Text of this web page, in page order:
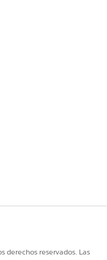
hora. Esta columna
el registro
activa.
de retraso y
programadas.
se desencadenan
la Fecha de
futuras específicas
derechos reservados. Las